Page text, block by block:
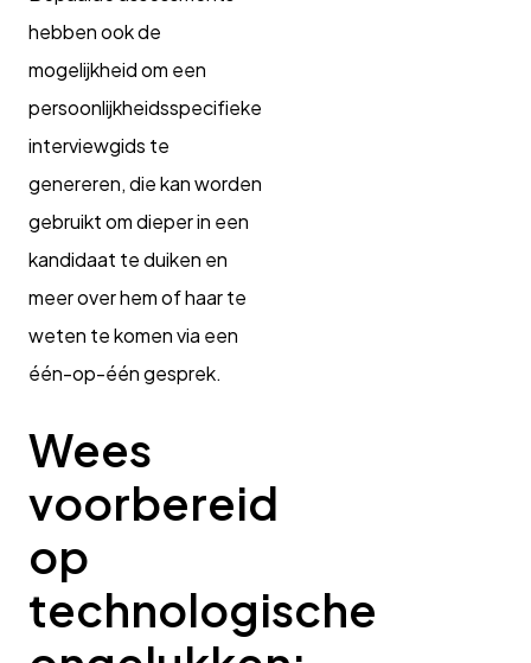
hebben ook de
mogelijkheid om een
persoonlijkheidsspecifieke
interviewgids te
genereren, die kan worden
gebruikt om dieper in een
kandidaat te duiken en
meer over hem of haar te
weten te komen via een
één-op-één gesprek.
Wees
voorbereid
op
technologische